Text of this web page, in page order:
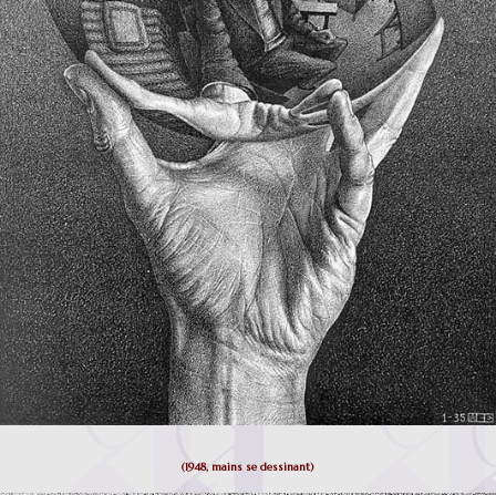
(1948, mains se dessinant)